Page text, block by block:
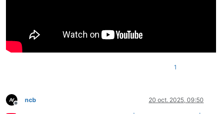
1
Deconectat
ncb 20 oct. 2025, 09:50